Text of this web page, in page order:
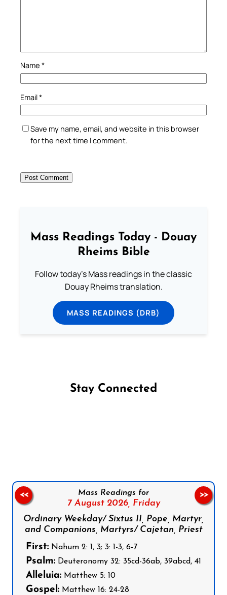
Name *
Email*
Save my name, email, and website in this browser
for the next time I comment.
Mass Readings Today - Douay
Rheims Bible
Follow today's Mass readings in the classic
Douay Rheims translation.
MASS READINGS (DRB)
Stay Connected
Mass Readings for
7 August 2026, Friday
Ordinary Weekday/ Sixtus II, Pope, Martyr,
and Companions, Martyrs/ Cajetan, Priest
First: Nahum 2: 1, 3; 3: 1-3, 6-7
Psalm: Deuteronomy 32: 35cd-36ab, 39abcd, 41
Alleluia: Matthew 5: 10
Gospel: Matthew 16: 24-28
<< >>